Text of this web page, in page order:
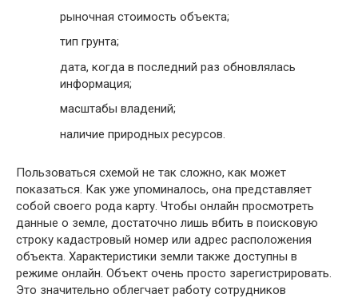
рыночная стоимость объекта;
тип грунта;
дата, когда в последний раз обновлялась
информация;
масштабы владений;
наличие природных ресурсов.
Пользоваться схемой не так сложно, как может
показаться. Как уже упоминалось, она представляет
собой своего рода карту. Чтобы онлайн просмотреть
данные о земле, достаточно лишь вбить в поисковую
строку кадастровый номер или адрес расположения
объекта. Характеристики земли также доступны в
режиме онлайн. Объект очень просто зарегистрировать.
Это значительно облегчает работу сотрудников